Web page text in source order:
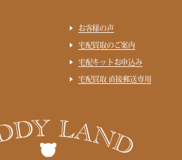
お客様の声
宅配買取のご案内
宅配キットお申込み
宅配買取 直接郵送専用